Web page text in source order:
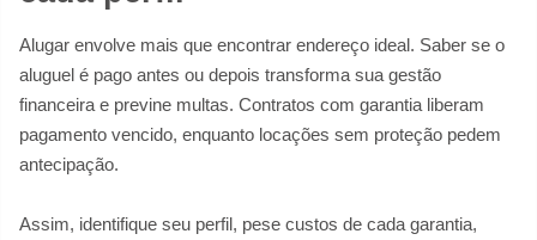
Alugar envolve mais que encontrar endereço ideal. Saber se o
aluguel é pago antes ou depois transforma sua gestão
financeira e previne multas. Contratos com garantia liberam
pagamento vencido, enquanto locações sem proteção pedem
antecipação.
Assim, identifique seu perfil, pese custos de cada garantia,